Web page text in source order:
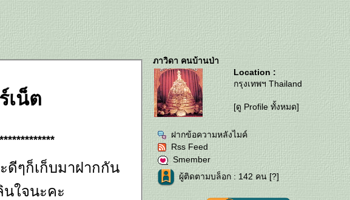
เน็ต
ดีๆก็เก็บมาฝากกัน
ใจนะคะ
ภาวิดา คนบ้านป่า
Location :
กรุงเทพฯ Thailand
[ดู Profile ทั้งหมด]
ฝากข้อความหลังไมค์
Rss Feed
Smember
ผู้ติดตามบล็อก : 142 คน [?]